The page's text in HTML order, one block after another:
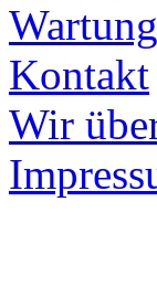
Wartung
Kontakt
Wir